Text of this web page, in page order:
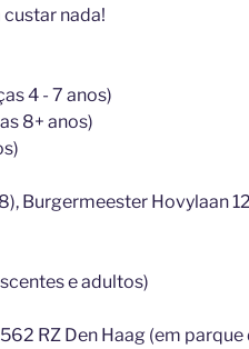
nada!
4 - 7 anos)
8+ anos)
Burgermeester Hovylaan
e adultos)
RZ Den Haag (em